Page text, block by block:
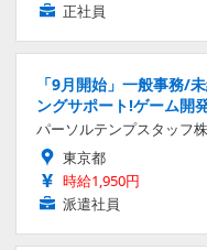
正社員
「9月開始」一般事務/
ングサポート!ゲーム開
パーソルテンプスタッフ
東京都
時給1,950円
派遣社員